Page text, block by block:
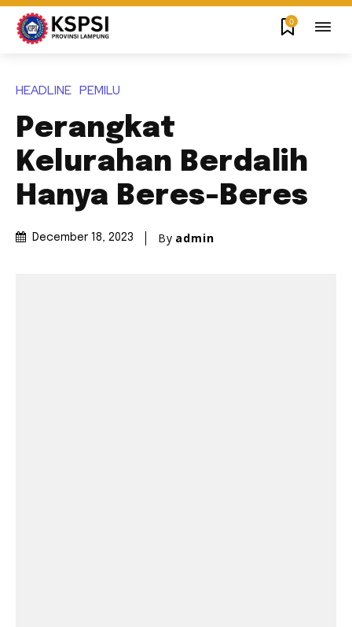
0
HEADLINE PEMILU
Perangkat
Kelurahan Berdalih
Hanya Beres-Beres
December 18, 2023 By admin